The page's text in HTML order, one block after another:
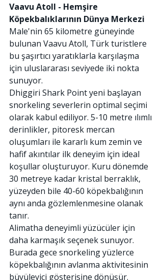
Vaavu Atoll - Hemşire
Köpekbalıklarının Dünya Merkezi
Male'nin 65 kilometre güneyinde
bulunan Vaavu Atoll, Türk turistlere
bu şaşırtıcı yaratıklarla karşılaşma
için uluslararası seviyede iki nokta
sunuyor.
Dhiggiri Shark Point yeni başlayan
snorkeling severlerin optimal seçimi
olarak kabul ediliyor. 5-10 metre ılımlı
derinlikler, pitoresk mercan
oluşumları ile kararlı kum zemin ve
hafif akıntılar ilk deneyim için ideal
koşullar oluşturuyor. Kuru dönemde
30 metreye kadar kristal berraklık,
yüzeyden bile 40-60 köpekbalığının
aynı anda gözlemlenmesine olanak
tanır.
Alimatha deneyimli yüzücüler için
daha karmaşık seçenek sunuyor.
Burada gece snorkeling yüzlerce
köpekbalığının avlanma aktivitesinin
büyüleyici gösterisine dönüşür.